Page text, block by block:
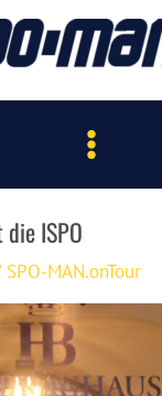
Main
Menu
ISPO
SPO-MAN.onTour